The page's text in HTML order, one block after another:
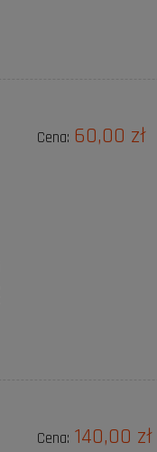
Cena: 60,00 zł
Cena: 140,00 zł